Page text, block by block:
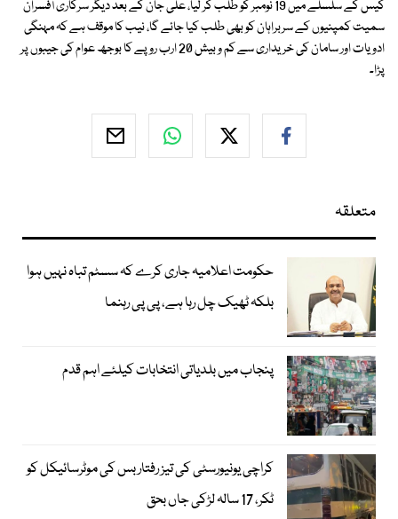
کیس کے سلسلے میں 19 نومبر کو طلب کر لیا، علی جان کے بعد دیگر سرکاری آفسران
سمیت کمپنیوں کے سربراہان کو بھی طلب کیا جائے گا، نیب کا موقف ہے کہ مہنگی
ادویات اور سامان کی خریداری سے کم و بیش 20 ارب روپے کا بوجھ عوام کی جیبوں پر
پڑا۔
متعلقہ
حکومت اعلامیہ جاری کرے کہ سسٹم تباہ نہیں ہوا
بلکہ ٹھیک چل رہا ہے، پی پی رہنما
پنجاب میں بلدیاتی انتخابات کیلئے اہم قدم
کراچی یونیورسٹی کی تیز رفتار بس کی موٹرسائیکل کو
ٹکر، 17 سالہ لڑکی جاں بحق